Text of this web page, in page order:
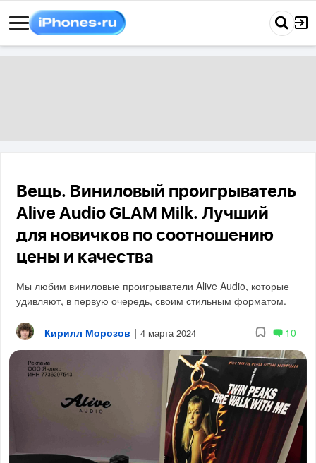
Вещь. Виниловый проигрыватель
Alive Audio GLAM Milk. Лучший
для новичков по соотношению
цены и качества
Мы любим виниловые проигрыватели Alive Audio, которые
удивляют, в первую очередь, своим стильным форматом.
Кирилл Морозов | 4 марта 2024 10